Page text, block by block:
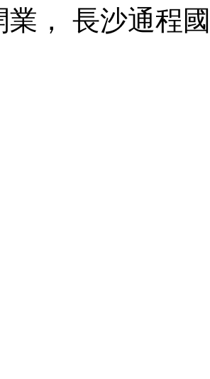
業， 長沙通